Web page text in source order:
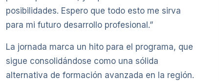
posibilidades. Espero que todo esto me sirva
para mi futuro desarrollo profesional.”
La jornada marca un hito para el programa, que
sigue consolidándose como una sólida
alternativa de formación avanzada en la región.